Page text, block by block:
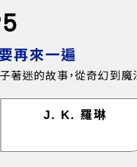
再來一遍
迷的故事，從奇幻到魔
J. K. 羅琳